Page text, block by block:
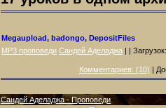
Megaupload, badongo, DepositFiles
MP3 проповеди Сандей Аделаджа | |
Комментариев: (10) |
Сандей Аделаджа - Проповеди